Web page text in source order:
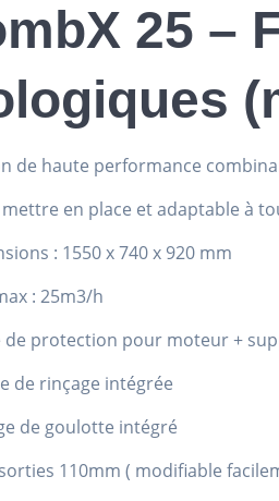
25 –
de haute performance
mettre en place et adaptable à
: 1550 x 740 x 920 mm
: 25m3/h
de protection pour moteur +
de rinçage intégrée
de goulotte intégré
110mm ( modifiable